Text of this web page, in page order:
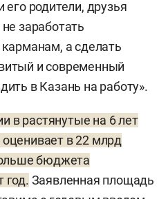
возведение
планировало
татарстанская
дому, 25% —
фонду РТ.
сотрудничестве дело
в 2013-м. Новых
в «Абакан-
2010 год — директор
юношеской спортшколы
Первую компанию
вложив 100 тыс.
фирма, которая
м открыл оконный
его родители, друзья
заработать
карманам, а сделать
и современный
в Казань на работу».
в растянутые на 6 лет
в 22 млрд
бюджета
год. Заявленная площадь